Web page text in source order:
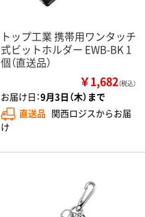
トップ工業 携帯用ワンタッチ
式ビットホルダー EWB-BK 1
個（直送品）
￥1,682（税込）
お届け日：9月3日（木）まで
直送品 関西ロジスからお届
け